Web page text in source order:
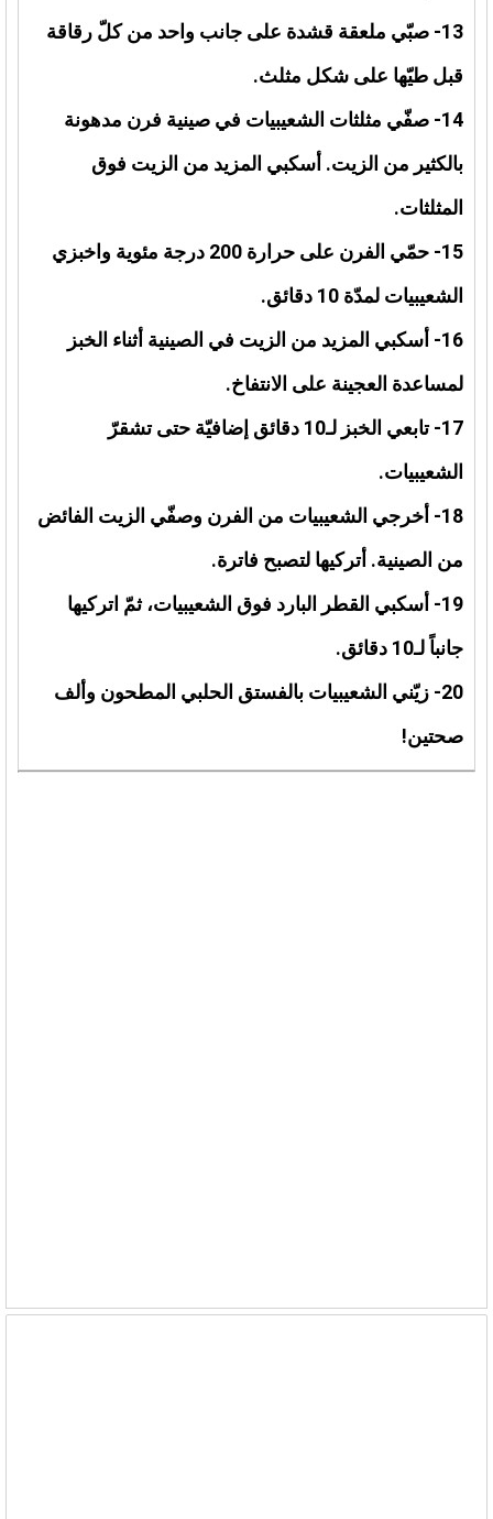
13- صبّي ملعقة قشدة على جانب واحد من كلّ رقاقة
قبل طيّها على شكل مثلث.
14- صفّي مثلثات الشعيبيات في صينية فرن مدهونة
بالكثير من الزيت. أسكبي المزيد من الزيت فوق
المثلثات.
15- حمّي الفرن على حرارة 200 درجة مئوية واخبزي
الشعيبيات لمدّة 10 دقائق.
16- أسكبي المزيد من الزيت في الصينية أثناء الخبز
لمساعدة العجينة على الانتفاخ.
17- تابعي الخبز لـ10 دقائق إضافيّة حتى تشقرّ
الشعيبيات.
18- أخرجي الشعيبيات من الفرن وصفّي الزيت الفائض
من الصينية. أتركيها لتصبح فاترة.
19- أسكبي القطر البارد فوق الشعيبيات، ثمّ اتركيها
جانباً لـ10 دقائق.
20- زيّني الشعيبيات بالفستق الحلبي المطحون وألف
صحتين!